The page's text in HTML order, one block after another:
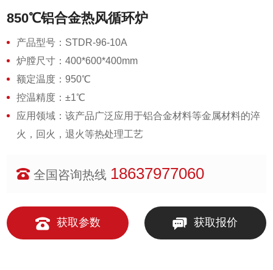
850℃铝合金热风循环炉
产品型号：STDR-96-10A
炉膛尺寸：400*600*400mm
额定温度：950℃
控温精度：±1℃
应用领域：该产品广泛应用于铝合金材料等金属材料的淬
火，回火，退火等热处理工艺
全国咨询热线 18637977060
获取参数 获取报价